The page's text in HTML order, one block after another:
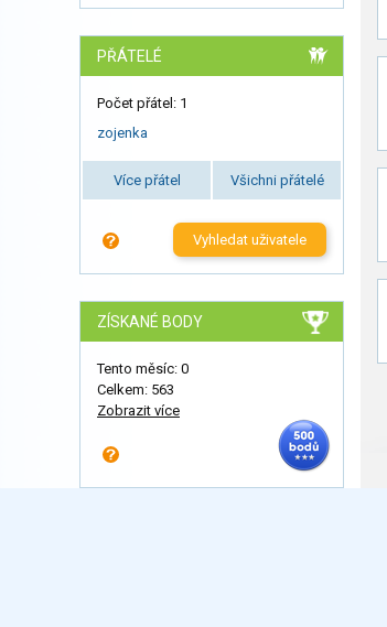
PŘÁTELÉ
Počet přátel: 1
zojenka
Více přátel Všichni přátelé
Vyhledat uživatele
ZÍSKANÉ BODY
Tento měsíc: 0
Celkem: 563
Zobrazit více